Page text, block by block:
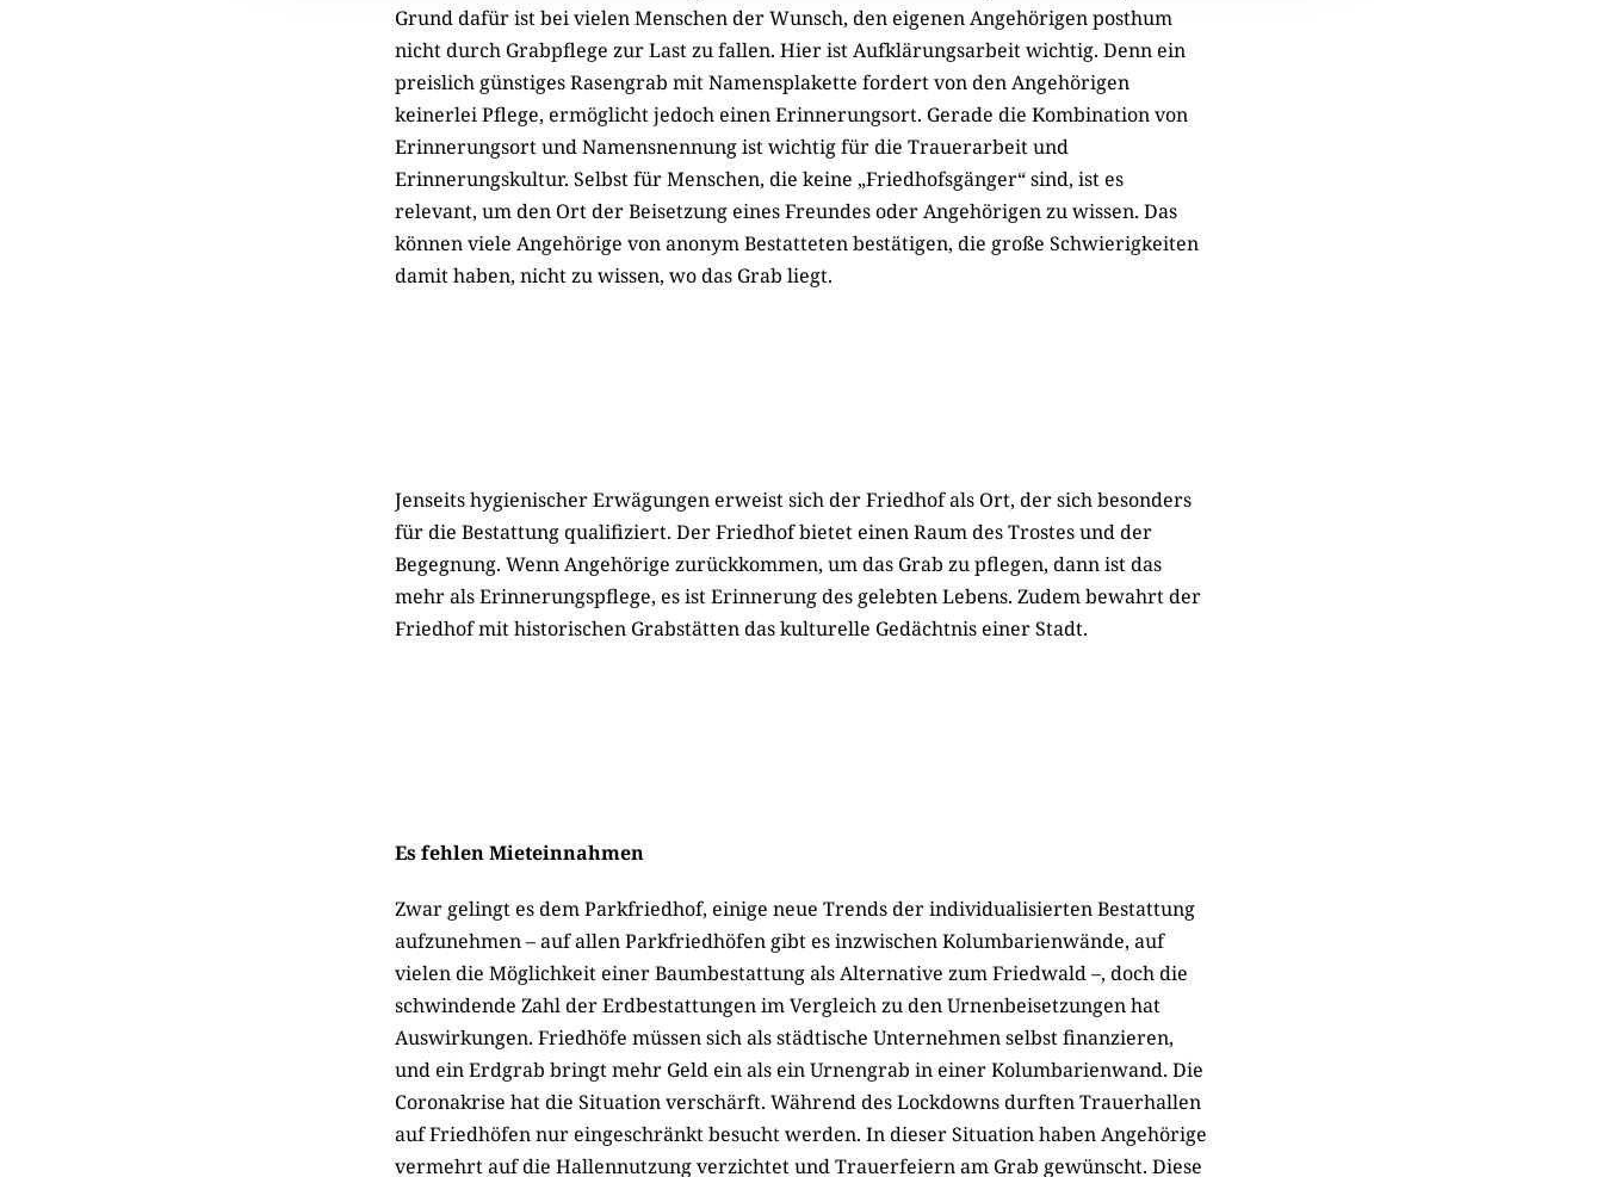
Grund dafür ist bei vielen Menschen der Wunsch, den eigenen Angehörigen posthum
nicht durch Grabpflege zur Last zu fallen. Hier ist Aufklärungsarbeit wichtig. Denn ein
preislich günstiges Rasengrab mit Namensplakette fordert von den Angehörigen
keinerlei Pflege, ermöglicht jedoch einen Erinnerungsort. Gerade die Kombination von
Erinnerungsort und Namensnennung ist wichtig für die Trauerarbeit und
Erinnerungskultur. Selbst für Menschen, die keine „Friedhofsgänger“ sind, ist es
relevant, um den Ort der Beisetzung eines Freundes oder Angehörigen zu wissen. Das
können viele Angehörige von anonym Bestatteten bestätigen, die große Schwierigkeiten
damit haben, nicht zu wissen, wo das Grab liegt.
Jenseits hygienischer Erwägungen erweist sich der Friedhof als Ort, der sich besonders
für die Bestattung qualifiziert. Der Friedhof bietet einen Raum des Trostes und der
Begegnung. Wenn Angehörige zurückkommen, um das Grab zu pflegen, dann ist das
mehr als Erinnerungspflege, es ist Erinnerung des gelebten Lebens. Zudem bewahrt der
Friedhof mit historischen Grabstätten das kulturelle Gedächtnis einer Stadt.
Es fehlen Mieteinnahmen
Zwar gelingt es dem Parkfriedhof, einige neue Trends der individualisierten Bestattung
aufzunehmen – auf allen Parkfriedhöfen gibt es inzwischen Kolumbarienwände, auf
vielen die Möglichkeit einer Baumbestattung als Alternative zum Friedwald –, doch die
schwindende Zahl der Erdbestattungen im Vergleich zu den Urnenbeisetzungen hat
Auswirkungen. Friedhöfe müssen sich als städtische Unternehmen selbst finanzieren,
und ein Erdgrab bringt mehr Geld ein als ein Urnengrab in einer Kolumbarienwand. Die
Coronakrise hat die Situation verschärft. Während des Lockdowns durften Trauerhallen
auf Friedhöfen nur eingeschränkt besucht werden. In dieser Situation haben Angehörige
vermehrt auf die Hallennutzung verzichtet und Trauerfeiern am Grab gewünscht. Diese